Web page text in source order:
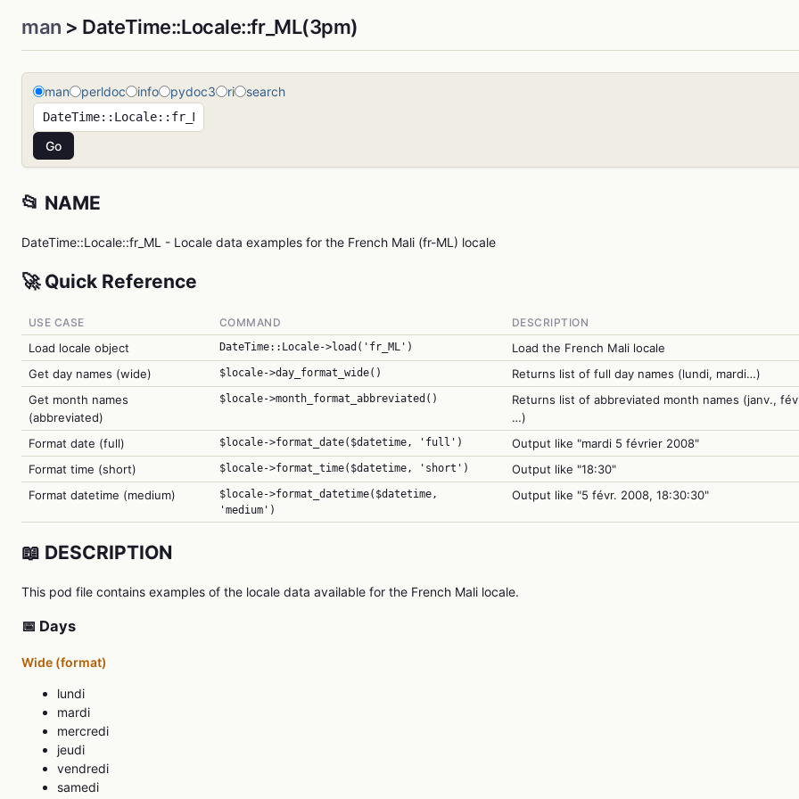
man > DateTime::Locale::fr_ML(3pm)
man perldoc info pydoc3 ri search
📂 NAME
DateTime::Locale::fr_ML - Locale data examples for the French Mali (fr-ML) locale
🚀 Quick Reference
USE CASE COMMAND DESCRIPTION
Load locale object DateTime::Locale->load('fr_ML')
Load the French Mali locale
Get day names (wide)
$locale->day_format_wide()
Returns list of full day names (lundi, mardi…)
Get month names
(abbreviated)
$locale->month_format_abbreviated()
Returns list of abbreviated month names (janv.,
…)
Format date (full)
$locale->format_date($datetime, 'full')
Output like "mardi 5 février 2008"
Format time (short)
$locale->format_time($datetime, 'short')
Output like "18:30"
Format datetime (medium)
$locale->format_datetime($datetime,
'medium')
Output like "5 févr. 2008, 18:30:30"
📖 DESCRIPTION
This pod file contains examples of the locale data available for the French Mali locale.
📅 Days
Wide (format)
lundi
mardi
mercredi
jeudi
vendredi
samedi